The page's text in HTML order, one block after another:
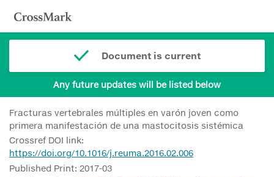
Document is current
Any future updates will be listed below
Fracturas vertebrales múltiples en varón joven como
primera manifestación de una mastocitosis sistémica
Crossref DOI link:
https://doi.org/10.1016/j.reuma.2016.02.006
Published Print: 2017-03